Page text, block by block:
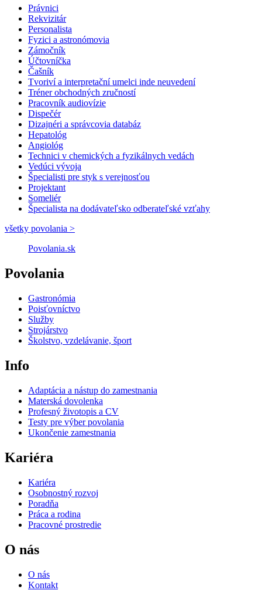
Právnici
Rekvizitár
Personalista
Fyzici a astronómovia
Zámočník
Účtovníčka
Čašník
Tvoriví a interpretační umelci inde neuvedení
Tréner obchodných zručností
Pracovník audiovízie
Dispečér
Dizajnéri a správcovia databáz
Hepatológ
Angiológ
Technici v chemických a fyzikálnych vedách
Vedúci vývoja
Špecialisti pre styk s verejnosťou
Projektant
Someliér
Špecialista na dodávateľsko odberateľské vzťahy
všetky povolania >
Povolania.sk
Povolania
Gastronómia
Poisťovníctvo
Služby
Strojárstvo
Školstvo, vzdelávanie, šport
Info
Adaptácia a nástup do zamestnania
Materská dovolenka
Profesný životopis a CV
Testy pre výber povolania
Ukončenie zamestnania
Kariéra
Kariéra
Osobnostný rozvoj
Poradňa
Práca a rodina
Pracovné prostredie
O nás
O nás
Kontakt